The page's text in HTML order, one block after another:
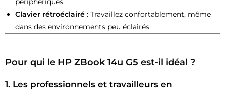
périphériques.
Clavier rétroéclairé : Travaillez confortablement, même
dans des environnements peu éclairés.
Pour qui le HP ZBook 14u G5 est-il idéal ?
1. Les professionnels et travailleurs en